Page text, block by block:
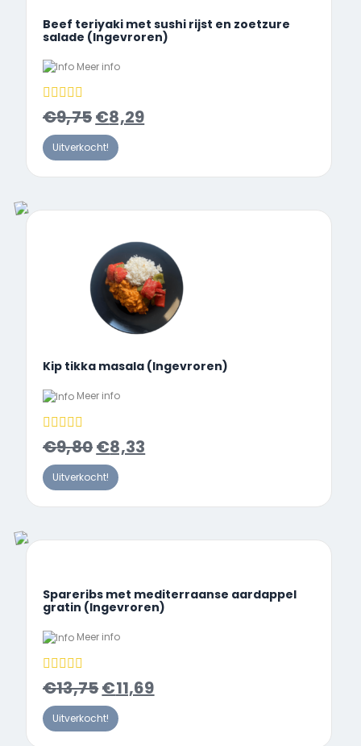
Beef teriyaki met sushi rijst en zoetzure
salade (Ingevroren)
Meer info
€9,75€8,29
Uitverkocht!
Kip tikka masala (Ingevroren)
Meer info
€9,80€8,33
Uitverkocht!
Spareribs met mediterraanse aardappel
gratin (Ingevroren)
Meer info
€13,75€11,69
Uitverkocht!